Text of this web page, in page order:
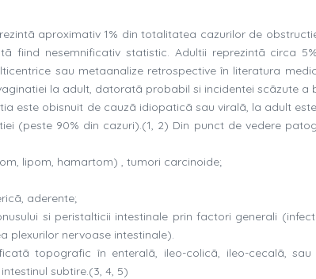
aproximativ 1% din totalitatea cazurilor de
fiind nesemnificativ statistic. Adultii reprezintã circa
sau metaanalize retrospective în literatura
la adult, datoratã probabil si incidentei scãzute a
este obisnuit de cauzã idiopaticã sau viralã, la adult
(peste 90% din cazuri).(1, 2) Din punct de vedere
lipom, hamartom) , tumori carcinoide;
aderente;
si peristalticii intestinale prin factori generali
plexurilor nervoase intestinale).
topografic în enteralã, ileo-colicã, ileo-cecalã, sau
subtire.(3, 4, 5)